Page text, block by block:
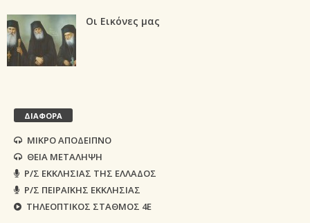
Οι Εικόνες μας
ΔΙΑΦΟΡΑ
ΜΙΚΡΟ ΑΠΟΔΕΙΠΝΟ
ΘΕΙΑ ΜΕΤΑΛΗΨΗ
Ρ/Σ ΕΚΚΛΗΣΙΑΣ ΤΗΣ ΕΛΛΑΔΟΣ
Ρ/Σ ΠΕΙΡΑΪΚΗΣ ΕΚΚΛΗΣΙΑΣ
ΤΗΛΕΟΠΤΙΚΟΣ ΣΤΑΘΜΟΣ 4Ε